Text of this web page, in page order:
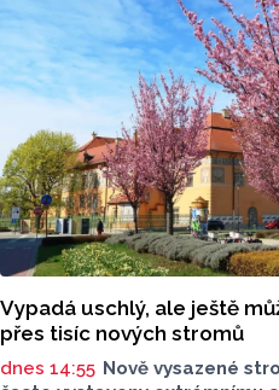
Vypadá uschlý, ale ještě
přes tisíc nových stromů
dnes 14:55 Nově vysazené